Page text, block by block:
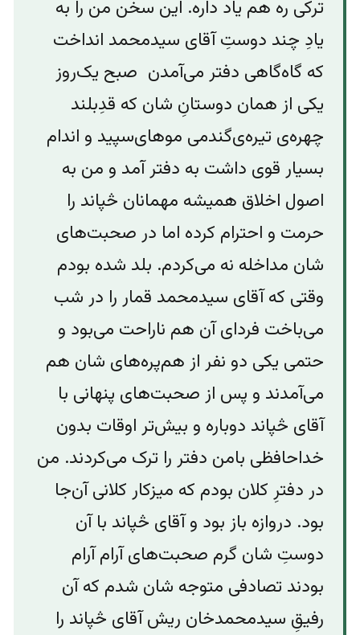
ترکی ره هم یاد داره. این سخن من را به
یادِ چند دوستِ آقای سیدمحمد انداخت
که گاه‌گاهی دفتر می‌‌آمدن صبح یک‌روز
یکی از همان دوستانِ شان که قدِبلند
چهره‌ی تیره‌‌ی‌گندمی‌ موهای‌سپید و اندام
بسیار قوی داشت به دفتر آمد و من به
اصول اخلاق همیشه مهمانان څپاند را
حرمت و احترام کرده اما در صحبت‌های
شان مداخله نه می‌کردم. بلد شده بودم
وقتی که آقای سیدمحمد قمار را در شب
می‌باخت فردای آن هم ناراحت می‌بود و
حتمی یکی دو نفر از هم‌پره‌های شان هم
می‌‌آمدند و پس از صحبت‌های پنهانی با
آقای څپاند دوباره و بیش‌تر اوقات بدون
خدا‌حافظی بامن دفتر را ترک می‌کردند. من
در دفترِ کلان بودم که میزکار کلانی آن‌جا
بود. دروازه باز بود و آقای څپاند با آن
دوستِ شان گرم صحبت‌های آرام آرام
بودند تصادفی متوجه شان شدم که آن
رفیقِ سیدمحمدخان ریش آقای څپاند را